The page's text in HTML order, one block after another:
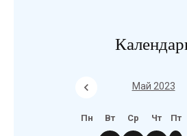
Май 2023
Пн Вт Ср Чт Пт